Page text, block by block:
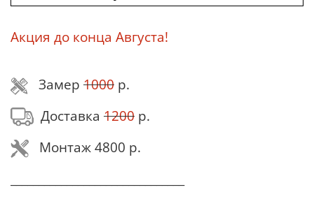
Акция до конца Августа!
Замер 1000 р.
Доставка 1200 р.
Монтаж 4800 р.